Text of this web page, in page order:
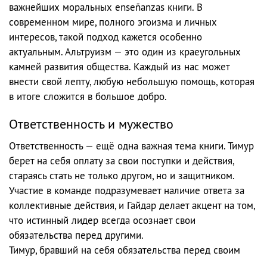
важнейших моральных enseñanzas книги. В
современном мире, полного эгоизма и личных
интересов, такой подход кажется особенно
актуальным. Альтруизм — это один из краеугольных
камней развития общества. Каждый из нас может
внести свой лепту, любую небольшую помощь, которая
в итоге сложится в большое добро.
Ответственность и мужество
Ответственность — ещё одна важная тема книги. Тимур
берет на себя оплату за свои поступки и действия,
стараясь стать не только другом, но и защитником.
Участие в команде подразумевает наличие ответа за
коллективные действия, и Гайдар делает акцент на том,
что истинный лидер всегда осознает свои
обязательства перед другими.
Тимур, бравший на себя обязательства перед своим